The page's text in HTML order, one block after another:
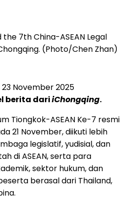
7th China-ASEAN Legal
(Photo/Chen Zhan)
23 November 2025
berita dariiChongqing.
Tiongkok-ASEAN Ke-7 resmi
21 November, diikuti lebih
legislatif, yudisial, dan
di ASEAN, serta para
sektor hukum, dan
berasal dari Thailand,